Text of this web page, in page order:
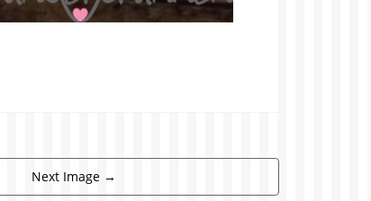
Next Image →